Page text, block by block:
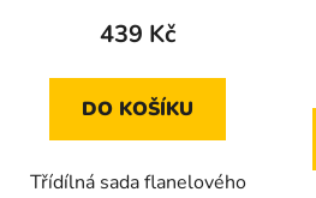
439 Kč
DO KOŠÍKU
Třídílná sada flanelového